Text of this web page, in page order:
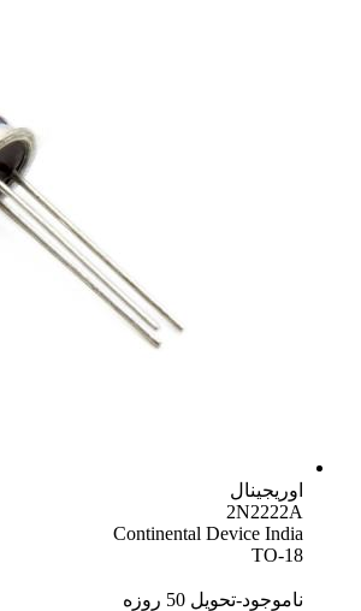
اوریجینال
2N2222A
Continental Device India
TO-18
ناموجود-تحویل 50 روزه